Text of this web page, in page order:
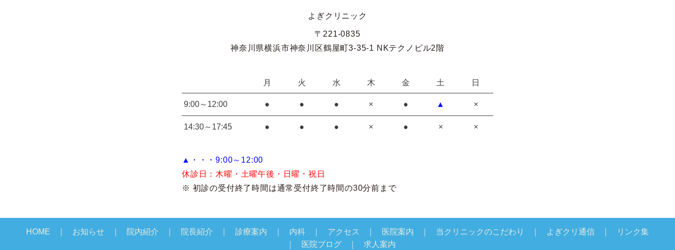
よぎクリニック
〒221-0835
神奈川県横浜市神奈川区鶴屋町3-35-1 NKテクノビル2階
月 火 水 木 金 土 日
9:00～12:00 ● ● ● × ● ▲ ×
14:30～17:45 ● ● ● × ● × ×
▲・・・9:00～12:00
休診日： 木曜・土曜午後・日曜・祝日
※ 初診の受付終了時間は通常受付終了時間の30分前まで
HOME お知らせ 院内紹介 院長紹介 診療案内 内科 アクセス 医院案内 当クリニックのこだわり よぎクリ通信
リンク集
医院ブログ
求人案内